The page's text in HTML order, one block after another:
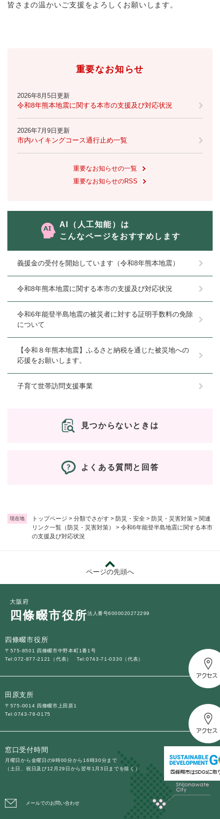
現在地 トップページ > 分類でさがす > 防災・安全 > 防災・災害対策 > 関連
リンク一覧（防災・災害対策）
> 令和6年能登半島地震に関する本市
の支援及び対応状況
皆さまの温かいご支援をよろしくお願いします。
重要なお知らせ
2026年8月5日更新
令和8年熊本地震に関する本市の支援及び対応状況
2026年7月9日更新
市内ハイキングコース通行止め一覧
重要なお知らせの一覧
重要なお知らせのRSS
AI（人工知能）は
こんなページをおすすめします
義援金の受付を開始しています（令和8年熊本地震）
令和8年熊本地震に関する本市の支援及び対応状況
令和6年能登半島地震の被災者に対する証明手数料の免除
について
【令和８年熊本地震】ふるさと納税を通じた被災地への
応援をお願いします。
子育て世帯訪問支援事業
見つからないときは
よくある質問と回答
ページの先頭へ
大阪府
四條畷市役所法人番号6000020272299
四條畷市役所
〒575-8501 四條畷市中野本町1番1号
Tel:072-877-2121（代表）
Tel:0743-71-0330（代表）
田原支所
〒575-0014 四條畷市上田原1
Tel:0743-78-0175
窓口受付時間
月曜日から金曜日の9時00分から16時30分まで
（土日、祝日及び12月29日から翌年1月3日までを除く）
メールでのお問い合わせ